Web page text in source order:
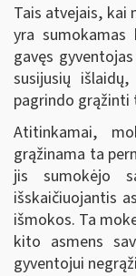
Tais atvejais, kai
yra sumokamas
gavęs
susijusių
pagrindo grąžinti
Atitinkamai,
grąžinama ta
jis sumokėjo
išskaičiuojantis
išmokos. Ta
kito asmens
gyventojui